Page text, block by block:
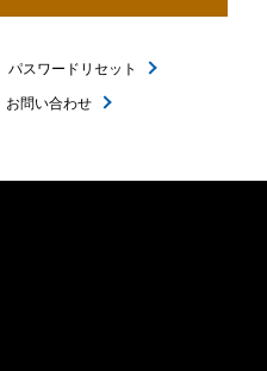
パスワードリセット
お問い合わせ